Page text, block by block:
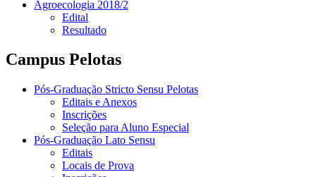
Agroecologia 2018/2
Edital
Resultado
Campus Pelotas
Pós-Graduação Stricto Sensu Pelotas
Editais e Anexos
Inscrições
Seleção para Aluno Especial
Pós-Graduação Lato Sensu
Editais
Locais de Prova